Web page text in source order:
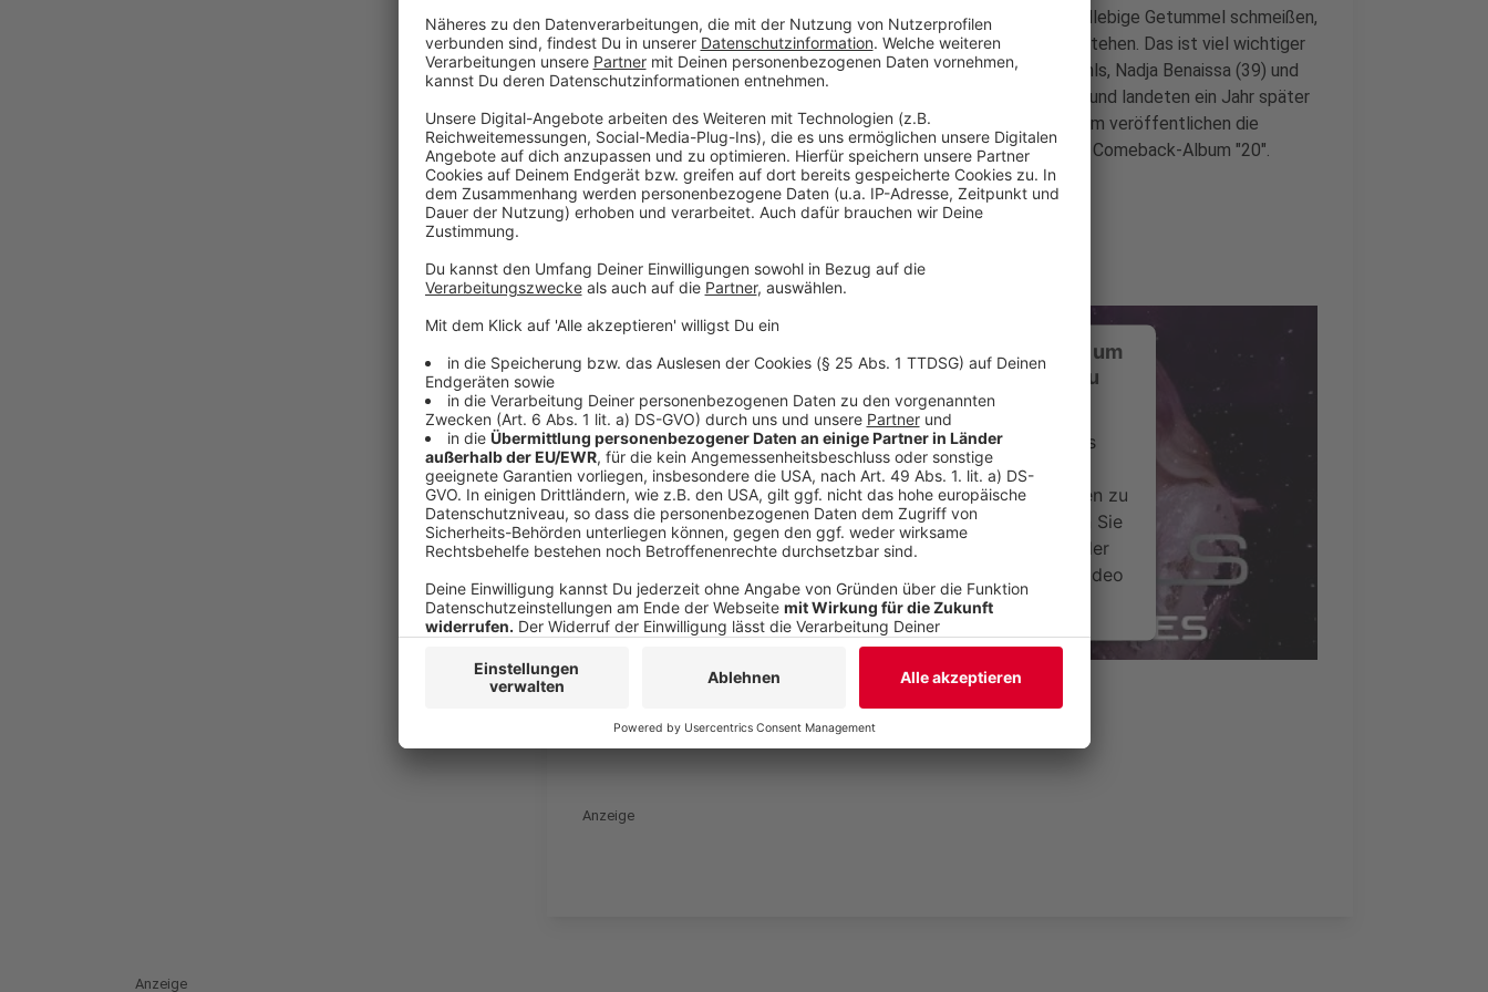
"Es ist eine andere Zeit. Wir müssen uns gar nicht in dieses schnelllebige Getummel schmeißen,
sondern können einfach mal genießen, was wir tun und wofür wir stehen. Das ist viel wichtiger
als Chartplatzierungen", ergänzte Jessica Wahls (44). Mölling, Wahls, Nadja Benaissa (39) und
Lucy Diakovska (45) gewannen 2000 die Castingshow "Popstars" und landeten ein Jahr später
mit "Daylight In Your Eyes" ihren Debüthit. Zum 20-jährigen Jubiläum veröffentlichen die
Sängerinnen, die 2014 ihre Trennung bekanntgaben, am Freitag ihr Comeback-Album "20".
Ihr könnt es euch hier in voller Länge anhören.
Wir benötigen Ihre Zustimmung, um
den YouTube Video-Service zu
laden!
Wir verwenden einen Service eines
Drittanbieters, um Videoinhalte
einzubetten. Dieser Service kann Daten zu
Ihren Aktivitäten sammeln. Bitte lesen Sie
die Details durch und stimmen Sie der
Nutzung des Service zu, um dieses Video
anzusehen.
Mehr Informationen
powered by
Usercentrics Consent Management
No Angels - Daylight In Your Eyes (Celebration Video)
Anzeige
Anzeige
Anzeige